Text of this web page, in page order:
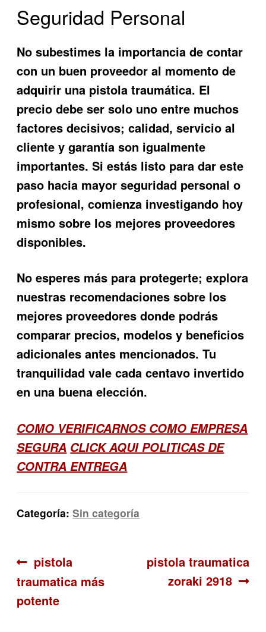
Seguridad Personal
No subestimes la importancia de contar
con un buen proveedor al momento de
adquirir una pistola traumática. El
precio debe ser solo uno entre muchos
factores decisivos; calidad, servicio al
cliente y garantía son igualmente
importantes. Si estás listo para dar este
paso hacia mayor seguridad personal o
profesional, comienza investigando hoy
mismo sobre los mejores proveedores
disponibles.
No esperes más para protegerte; explora
nuestras recomendaciones sobre los
mejores proveedores donde podrás
comparar precios, modelos y beneficios
adicionales antes mencionados. Tu
tranquilidad vale cada centavo invertido
en una buena elección.
COMO VERIFICARNOS COMO EMPRESA
SEGURA CLICK AQUI POLITICAS DE
CONTRA ENTREGA
Categoría:Sin categoría
Navegación
de
Anterior:
pistola
traumatica más
potente
Siguiente:
pistola traumatica
zoraki 2918